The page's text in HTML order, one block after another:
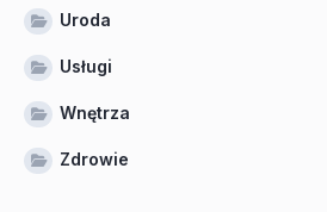
Uroda
Usługi
Wnętrza
Zdrowie